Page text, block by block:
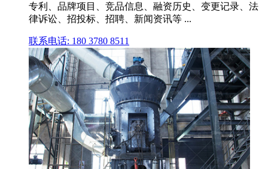
专利、品牌项目、竞品信息、融资历史、变更记录、法
律诉讼、招投标、招聘、新闻资讯等 ...
联系电话: 180 3780 8511